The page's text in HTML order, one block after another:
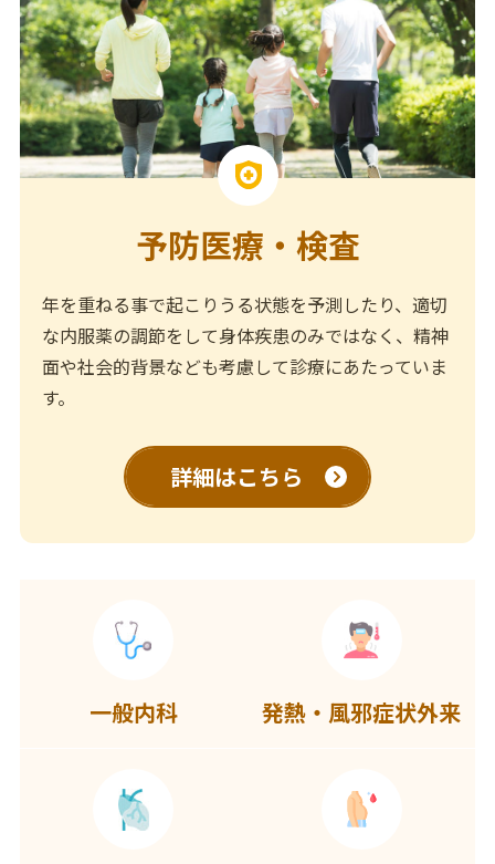
予防医療・検査
年を重ねる事で起こりうる状態を予測したり、適切
な内服薬の調節をして身体疾患のみではなく、精神
面や社会的背景なども考慮して診療にあたっていま
す。
詳細はこちら
一般内科 発熱・風邪症状外来